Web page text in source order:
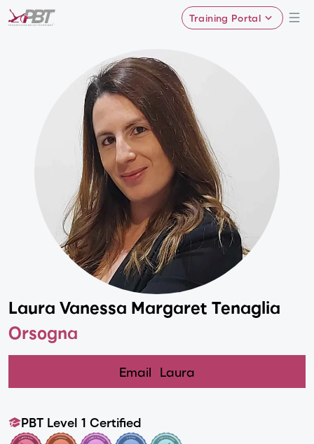
Training Portal
Laura Vanessa Margaret Tenaglia
Orsogna
Email Laura
PBT Level 1 Certified